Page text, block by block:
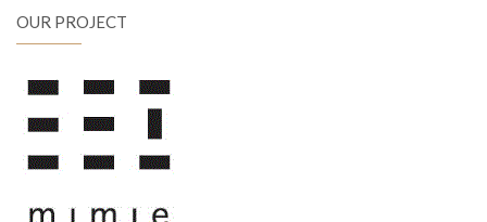
OUR PROJECT